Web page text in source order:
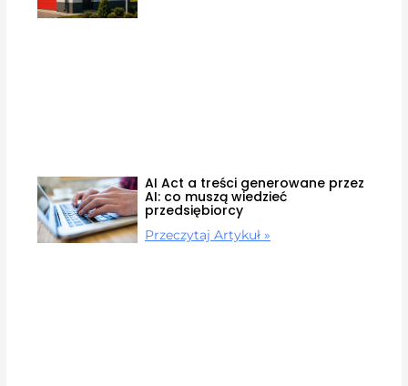
AI Act a treści generowane przez
AI: co muszą wiedzieć
przedsiębiorcy
Przeczytaj Artykuł »